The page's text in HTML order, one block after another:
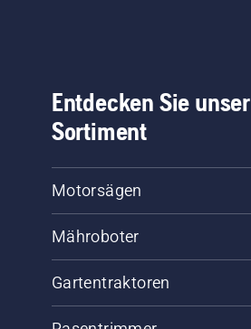
Entdecken Sie unser
Sortiment
Motorsägen
Mähroboter
Gartentraktoren